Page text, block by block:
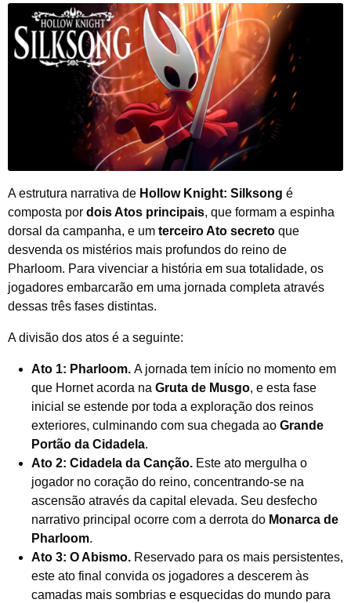
A estrutura narrativa de Hollow Knight: Silksong é
composta por dois Atos principais, que formam a espinha
dorsal da campanha, e um terceiro Ato secreto que
desvenda os mistérios mais profundos do reino de
Pharloom. Para vivenciar a história em sua totalidade, os
jogadores embarcarão em uma jornada completa através
dessas três fases distintas.
A divisão dos atos é a seguinte:
Ato 1: Pharloom. A jornada tem início no momento em
que Hornet acorda na Gruta de Musgo, e esta fase
inicial se estende por toda a exploração dos reinos
exteriores, culminando com sua chegada ao Grande
Portão da Cidadela.
Ato 2: Cidadela da Canção. Este ato mergulha o
jogador no coração do reino, concentrando-se na
ascensão através da capital elevada. Seu desfecho
narrativo principal ocorre com a derrota do Monarca de
Pharloom.
Ato 3: O Abismo. Reservado para os mais persistentes,
este ato final convida os jogadores a descerem às
camadas mais sombrias e esquecidas do mundo para